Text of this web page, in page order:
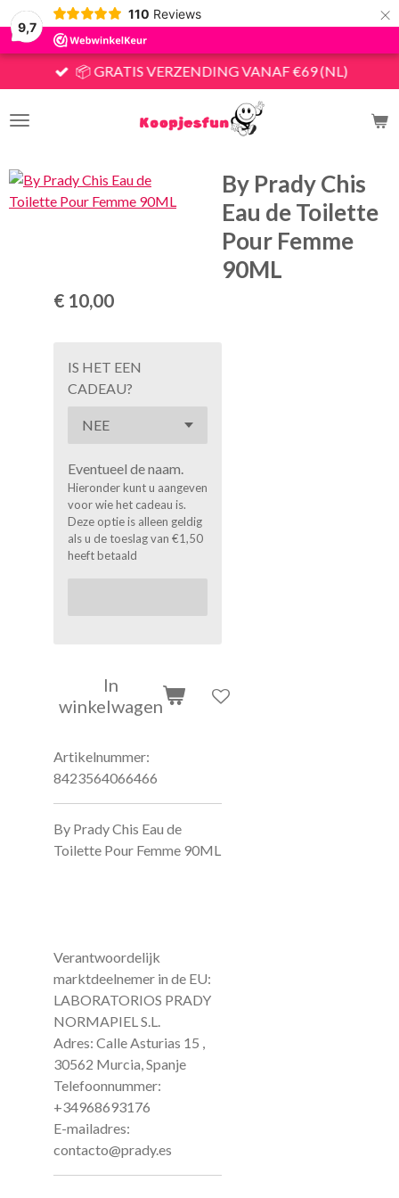
9,7
110 Reviews ×
📦 GRATIS VERZENDING VANAF €69 (NL)
By Prady Chis
Eau de Toilette
Pour Femme
90ML
€ 10,00
IS HET EEN
CADEAU?
Eventueel de naam.
Hieronder kunt u aangeven
voor wie het cadeau is.
Deze optie is alleen geldig
als u de toeslag van €1,50
heeft betaald
In
winkelwagen
Artikelnummer:
8423564066466
By Prady Chis Eau de
Toilette Pour Femme 90ML
Verantwoordelijk
marktdeelnemer in de EU:
LABORATORIOS PRADY
NORMAPIEL S.L.
Adres: Calle Asturias 15 ,
30562 Murcia, Spanje
Telefoonnummer:
+34968693176
E-mailadres:
contacto@prady.es